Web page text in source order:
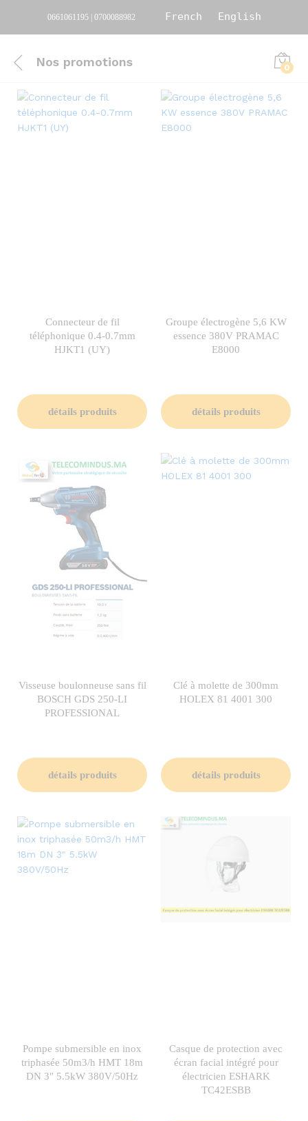
0661061195 | 0700088982 French English
Nos promotions 0
Connecteur de fil
téléphonique 0.4-0.7mm
HJKT1 (UY)
détails produits
Groupe électrogène 5,6 KW
essence 380V PRAMAC
E8000
détails produits
Visseuse boulonneuse sans fil
BOSCH GDS 250-LI
PROFESSIONAL
détails produits
Clé à molette de 300mm
HOLEX 81 4001 300
détails produits
Pompe submersible en inox
triphasée 50m3/h HMT 18m
DN 3″ 5.5kW 380V/50Hz
Casque de protection avec
écran facial intégré pour
électricien ESHARK
TC42ESBB